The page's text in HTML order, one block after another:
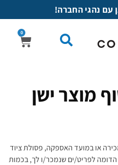
עם נהגי החברה!
0
מוצר ישן
או במועד האספקה, פסולת ציוד
הדומה לפריט/ים שנמכר/ו לך, בכמות